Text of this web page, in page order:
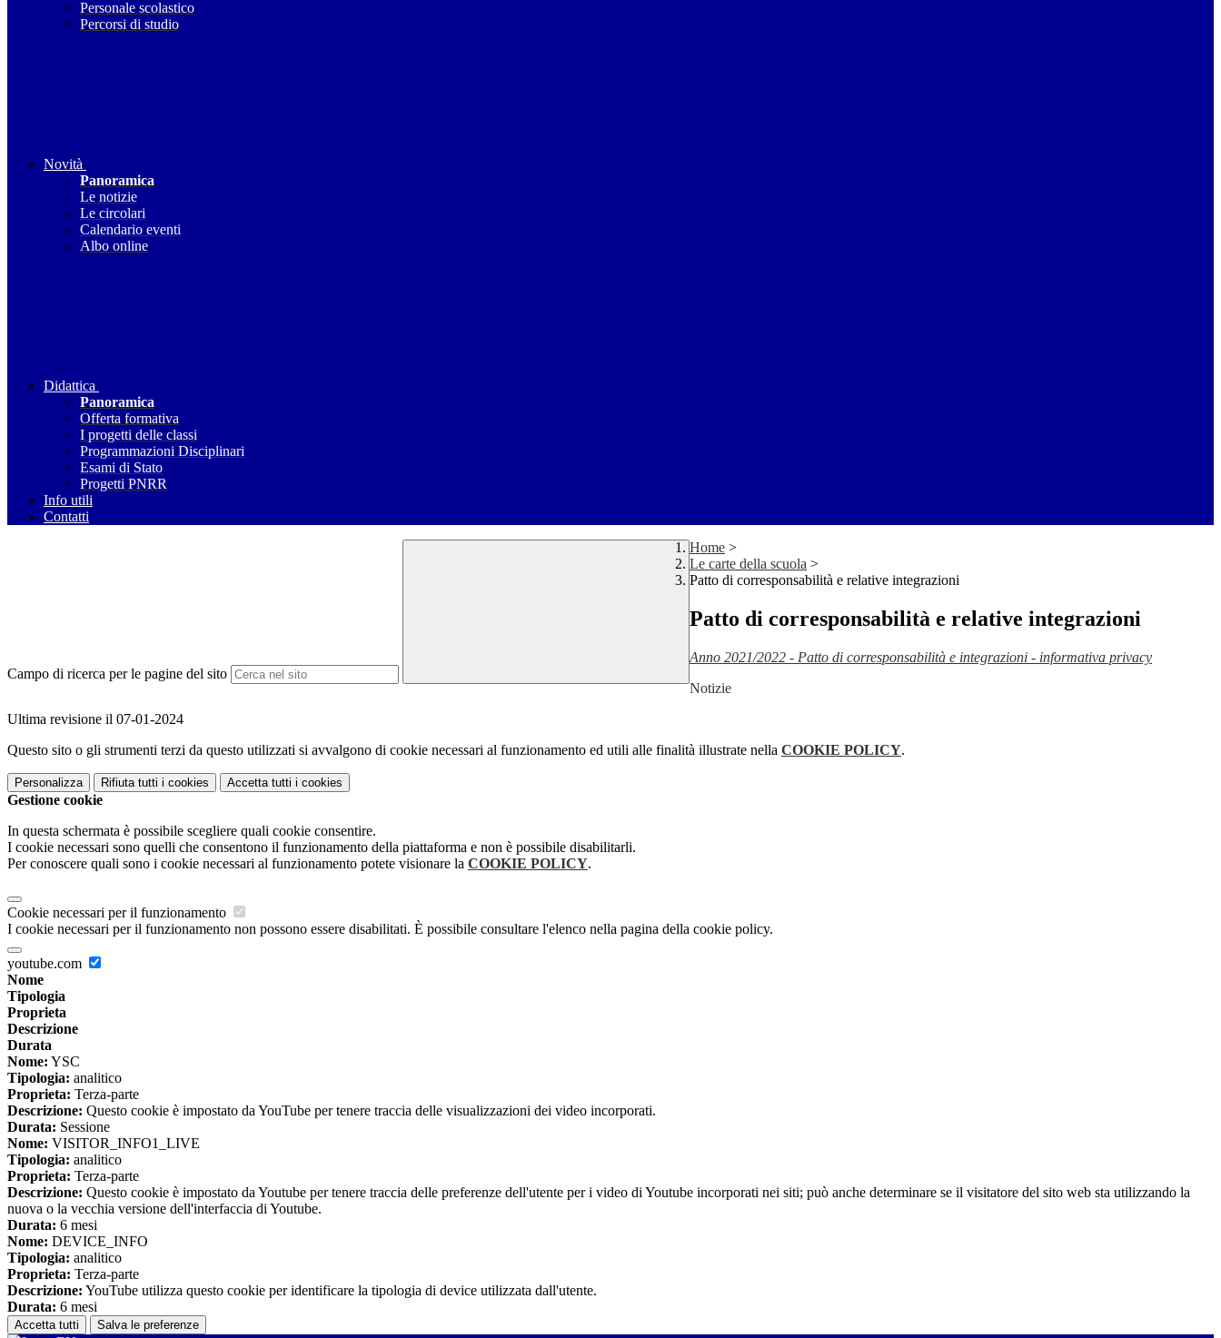
Personale scolastico
Percorsi di studio
Novità
Panoramica
Le notizie
Le circolari
Calendario eventi
Albo online
Didattica
Panoramica
Offerta formativa
I progetti delle classi
Programmazioni Disciplinari
Esami di Stato
Progetti PNRR
Info utili
Contatti
Campo di ricerca per le pagine del sito
Home >
Le carte della scuola >
Patto di corresponsabilità e relative integrazioni
Patto di corresponsabilità e relative integrazioni
Anno 2021/2022 - Patto di corresponsabilità e integrazioni - informativa privacy
Notizie
Ultima revisione il 07-01-2024
Questo sito o gli strumenti terzi da questo utilizzati si avvalgono di cookie necessari al funzionamento ed utili alle finalità illustrate nella COOKIE POLICY.
Personalizza Rifiuta tutti i cookies Accetta tutti i cookies
Gestione cookie
In questa schermata è possibile scegliere quali cookie consentire.
I cookie necessari sono quelli che consentono il funzionamento della piattaforma e non è possibile disabilitarli.
Per conoscere quali sono i cookie necessari al funzionamento potete visionare la COOKIE POLICY.
Cookie necessari per il funzionamento
I cookie necessari per il funzionamento non possono essere disabilitati. È possibile consultare l'elenco nella pagina della cookie policy.
youtube.com
Nome
Tipologia
Proprieta
Descrizione
Durata
Nome: YSC
Tipologia: analitico
Proprieta: Terza-parte
Descrizione: Questo cookie è impostato da YouTube per tenere traccia delle visualizzazioni dei video incorporati.
Durata: Sessione
Nome: VISITOR_INFO1_LIVE
Tipologia: analitico
Proprieta: Terza-parte
Descrizione: Questo cookie è impostato da Youtube per tenere traccia delle preferenze dell'utente per i video di Youtube incorporati nei siti; può anche determinare se il visitatore del sito web sta utilizzando la
nuova o la vecchia versione dell'interfaccia di Youtube.
Durata: 6 mesi
Nome: DEVICE_INFO
Tipologia: analitico
Proprieta: Terza-parte
Descrizione: YouTube utilizza questo cookie per identificare la tipologia di device utilizzata dall'utente.
Durata: 6 mesi
Accetta tutti Salva le preferenze